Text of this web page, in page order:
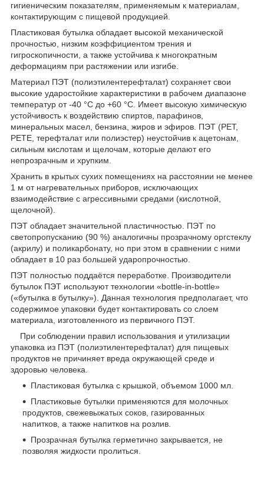
гигиеническим показателям, применяемым к материалам,
контактирующим с пищевой продукцией.
Пластиковая бутылка обладает высокой механической
прочностью, низким коэффициентом трения и
гигроскопичности, а также устойчива к многократным
деформациям при растяжении или изгибе.
Материал ПЭТ (полиэтилентерефталат) сохраняет свои
высокие ударостойкие характеристики в рабочем диапазоне
температур от -40 °С до +60 °С. Имеет высокую химическую
устойчивость к воздействию спиртов, парафинов,
минеральных масел, бензина, жиров и эфиров. ПЭТ (PET,
PETE, терефталат или полиэстер) неустойчив к ацетонам,
сильным кислотам и щелочам, которые делают его
непрозрачным и хрупким.
Хранить в крытых сухих помещениях на расстоянии не менее
1 м от нагревательных приборов, исключающих
взаимодействие с агрессивными средами (кислотной,
щелочной).
ПЭТ обладает значительной пластичностью. ПЭТ по
светопропусканию (90 %) аналогичны прозрачному оргстеклу
(акрилу) и поликарбонату, но при этом в сравнении с ними
обладает в 10 раз большей ударопрочностью.
ПЭТ полностью поддаётся переработке. Производители
бутылок ПЭТ используют технологии «bottle-in-bottle»
(«бутылка в бутылку»). Данная технология предполагает, что
содержимое упаковки будет контактировать со слоем
материала, изготовленного из первичного ПЭТ.
При соблюдении правил использования и утилизации
упаковка из ПЭТ (полиэтилентерефталат) для пищевых
продуктов не причиняет вреда окружающей среде и
здоровью человека.
Пластиковая бутылка с крышкой, объемом 1000 мл.
Пластиковые бутылки применяются для молочных
продуктов, свежевыжатых соков, газированных
напитков, а также напитков на розлив.
Прозрачная бутылка герметично закрывается, не
позволяя жидкости пролиться.